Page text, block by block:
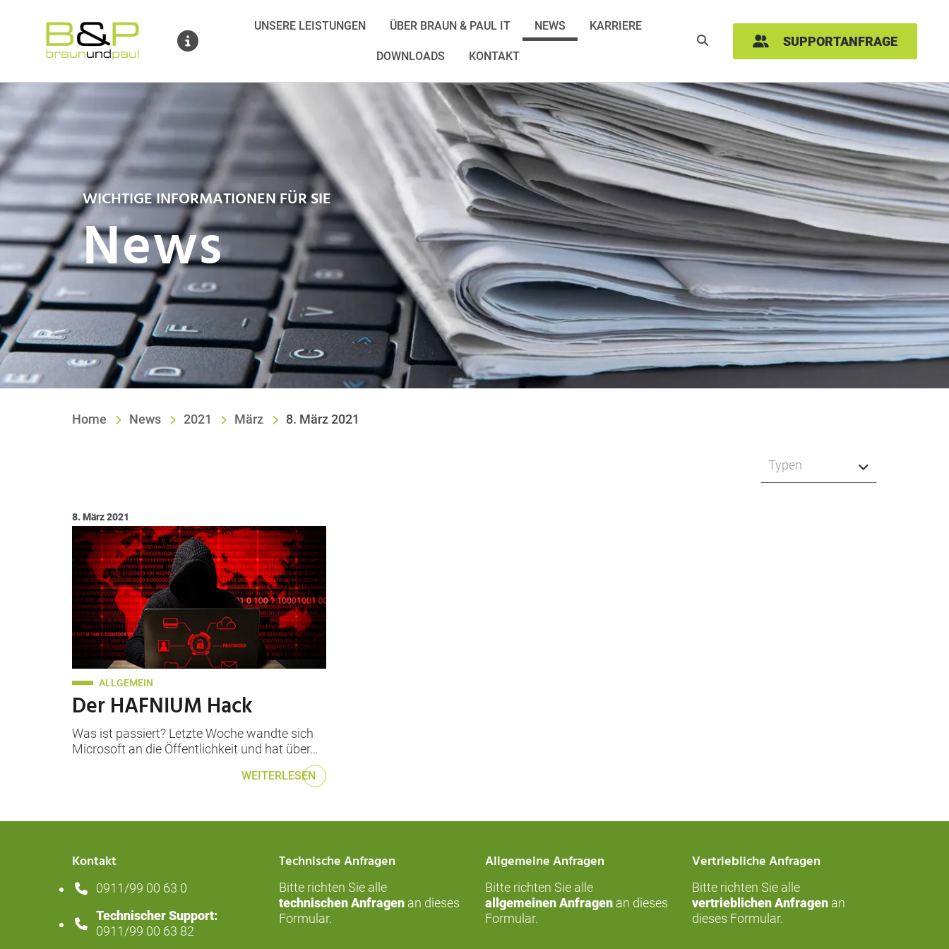
UNSERE LEISTUNGEN ÜBER BRAUN & PAUL IT NEWS KARRIERE
DOWNLOADS KONTAKT
SUPPORTANFRAGE
WICHTIGE INFORMATIONEN FÜR SIE
News
Home News 2021 März 8. März 2021
Typen
Veröffentlicht am:
8. März 2021
Der HAFNIUM Hack
ALLGEMEIN
Was ist passiert? Letzte Woche wandte sich
Microsoft an die Öffentlichkeit und hat über…
WEITERLESEN
Kontakt
0911/99 00 63 0
Telefonnummer: 4 9 9 1 1 9 9 0 0 6 3 0
Technischer Support:
0911/99 00 63 82
Handynummer: 4 9 9 1 1 9 9 0 0 6 3 8 2
Technische Anfragen
Bitte richten Sie alle
technischen Anfragenan dieses
Formular.
Allgemeine Anfragen
Bitte richten Sie alle
allgemeinen Anfragen an dieses
Formular.
Vertriebliche Anfragen
Bitte richten Sie alle
vertrieblichen Anfragenan
dieses Formular.